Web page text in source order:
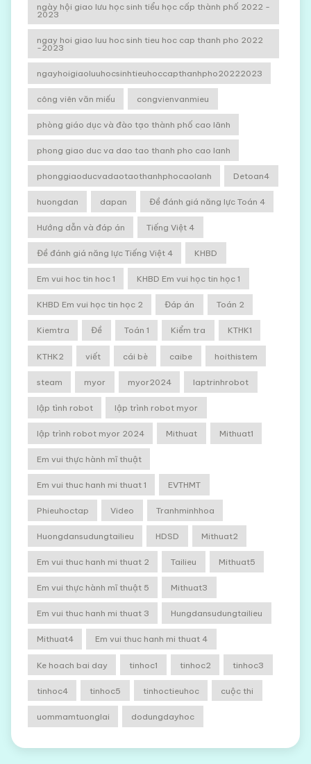
ngày hội giao lưu học sinh tiểu học cấp thành phố 2022 -
2023
ngay hoi giao luu hoc sinh tieu hoc cap thanh pho 2022
-2023
ngayhoigiaoluuhocsinhtieuhoccapthanhpho20222023
công viên văn miếu congvienvanmieu
phòng giáo dục và đào tạo thành phố cao lãnh
phong giao duc va dao tao thanh pho cao lanh
phonggiaoducvadaotaothanhphocaolanh Detoan4
huongdan dapan Đề đánh giá năng lực Toán 4
Hướng dẫn và đáp án Tiếng Việt 4
Đề đánh giá năng lực Tiếng Việt 4 KHBD
Em vui hoc tin hoc 1 KHBD Em vui học tin học 1
KHBD Em vui học tin học 2 Đáp án Toán 2
Kiemtra Đề Toán 1 Kiểm tra KTHK1
KTHK2 viết cái bè caibe hoithistem
steam myor myor2024 laptrinhrobot
lập tình robot lập trình robot myor
lập trình robot myor 2024 Mithuat Mithuat1
Em vui thực hành mĩ thuật
Em vui thuc hanh mi thuat 1 EVTHMT
Phieuhoctap Video Tranhminhhoa
Huongdansudungtailieu HDSD Mithuat2
Em vui thuc hanh mi thuat 2 Tailieu Mithuat5
Em vui thực hành mĩ thuật 5 Mithuat3
Em vui thuc hanh mi thuat 3 Hungdansudungtailieu
Mithuat4 Em vui thuc hanh mi thuat 4
Ke hoach bai day tinhoc1 tinhoc2 tinhoc3
tinhoc4 tinhoc5 tinhoctieuhoc cuộc thi
uommamtuonglai dodungdayhoc